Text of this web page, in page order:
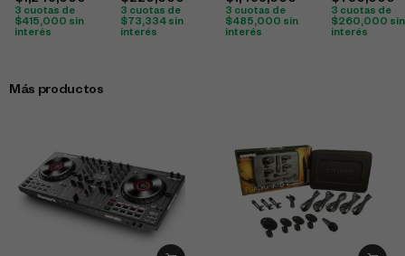
3 cuotas de
$415,000 sin
interés
3 cuotas de
$73,334sin
interés
3 cuotas de
$485,000 sin
interés
3 cuotas de
$260,000 sin
interés
Más productos